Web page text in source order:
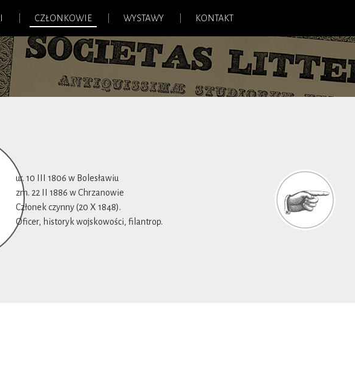
CZŁONKOWIE WYSTAWY KONTAKT
ur. 10 III 1806 w Bolesławiu
zm. 22 II 1886 w Chrzanowie
Członek czynny (20 X 1848).
Oficer, historyk wojskowości, filantrop.